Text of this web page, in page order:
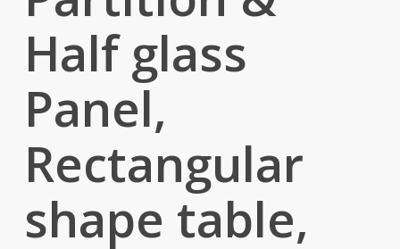
Half glass
Panel,
Rectangular
shape table,